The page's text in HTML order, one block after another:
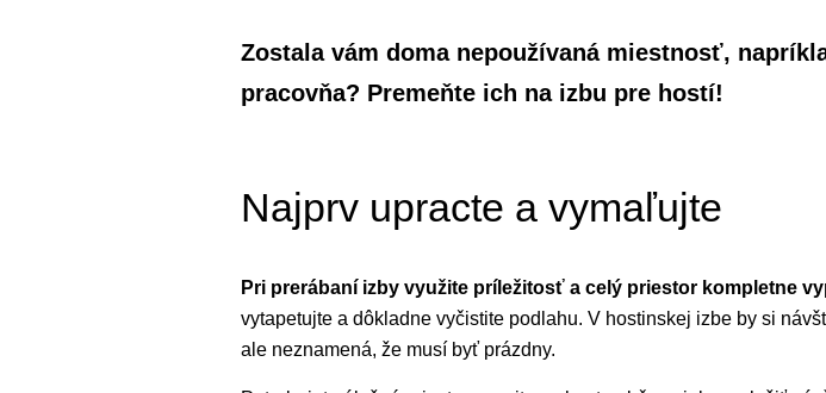
Zostala vám doma nepoužívaná miestnosť,
pracovňa? Premeňte ich na izbu pre hostí!
Najprv upracte a vymaľujte
Pri prerábaní izby využite príležitosť a celý priestor kompletne
vytapetujte a dôkladne vyčistite podlahu. V hostinskej izbe by si
ale neznamená, že musí byť prázdny.